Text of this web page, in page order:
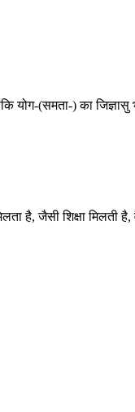
योग-(समता-) का जिज्ञासु
है, जैसी शिक्षा मिलती